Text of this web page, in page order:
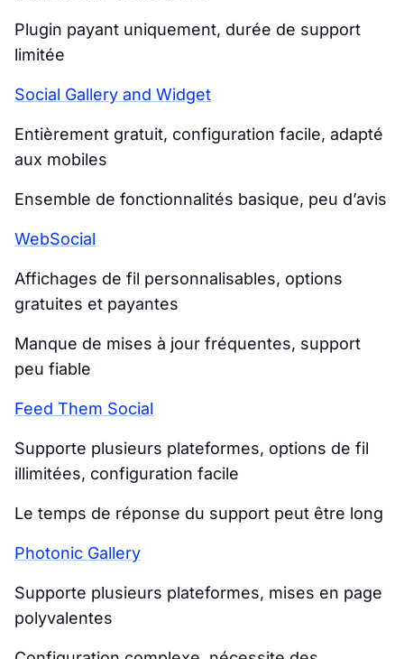
Plugin payant uniquement, durée de support
limitée
Social Gallery and Widget
Entièrement gratuit, configuration facile, adapté
aux mobiles
Ensemble de fonctionnalités basique, peu d’avis
WebSocial
Affichages de fil personnalisables, options
gratuites et payantes
Manque de mises à jour fréquentes, support
peu fiable
Feed Them Social
Supporte plusieurs plateformes, options de fil
illimitées, configuration facile
Le temps de réponse du support peut être long
Photonic Gallery
Supporte plusieurs plateformes, mises en page
polyvalentes